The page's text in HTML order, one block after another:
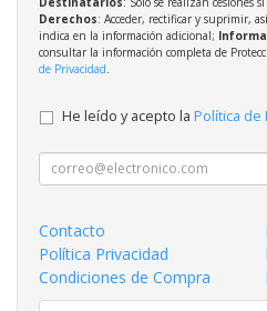
Derechos: Acceder, rectificar y suprimir,
indica en la información adicional;
consultar la información completa de
de Privacidad
He leído y acepto la Política de
Contacto
Política Privacidad
Condiciones de Compra